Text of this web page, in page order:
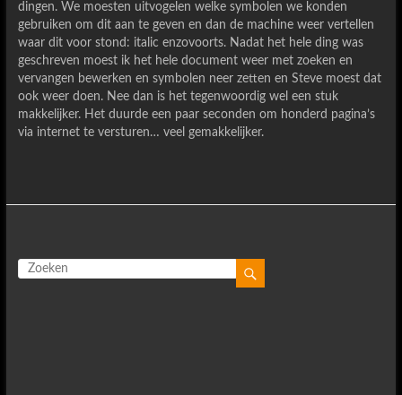
dingen. We moesten uitvogelen welke symbolen we konden
gebruiken om dit aan te geven en dan de machine weer vertellen
waar dit voor stond: italic enzovoorts. Nadat het hele ding was
geschreven moest ik het hele document weer met zoeken en
vervangen bewerken en symbolen neer zetten en Steve moest dat
ook weer doen. Nee dan is het tegenwoordig wel een stuk
makkelijker. Het duurde een paar seconden om honderd pagina’s
via internet te versturen… veel gemakkelijker.